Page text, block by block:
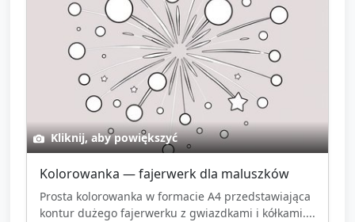
Kliknij, aby powiększyć
Kolorowanka — fajerwerk dla maluszków
Prosta kolorowanka w formacie A4 przedstawiająca
kontur dużego fajerwerku z gwiazdkami i kółkami....